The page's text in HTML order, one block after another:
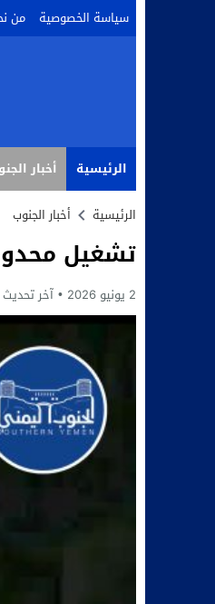
سياسة الخصوصية من
الرئيسية أخبار
الرئيسية أخبار الجنوب
تشغيل
2 يونيو 2026 آخر